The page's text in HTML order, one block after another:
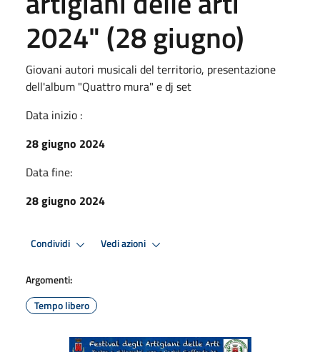
2024" (28 giugno)
Giovani autori musicali del territorio, presentazione
dell'album "Quattro mura" e dj set
Data inizio :
28 giugno 2024
Data fine:
28 giugno 2024
Condividi Vedi azioni
Argomenti:
Tempo libero